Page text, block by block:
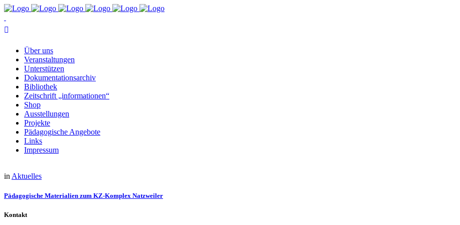
Über uns
Ver­an­stal­tun­gen
Un­ter­stüt­zen
Do­ku­men­ta­ti­ons­ar­chiv
Bi­blio­thek
Zeit­schrift „in­for­ma­tio­nen“
Shop
Aus­stel­lun­gen
Pro­jek­te
Päd­ago­gi­sche Angebote
Links
Im­pres­sum
in Aktuelles
Päd­ago­gi­sche Ma­te­ria­li­en zum KZ-Kom­plex Natzweiler
Kontakt